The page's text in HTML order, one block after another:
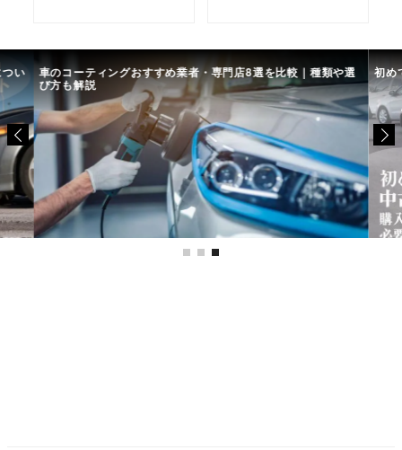
い 車のコーティングおすすめ業者・専門店8選を比較｜種類や選
び方も解説
初め